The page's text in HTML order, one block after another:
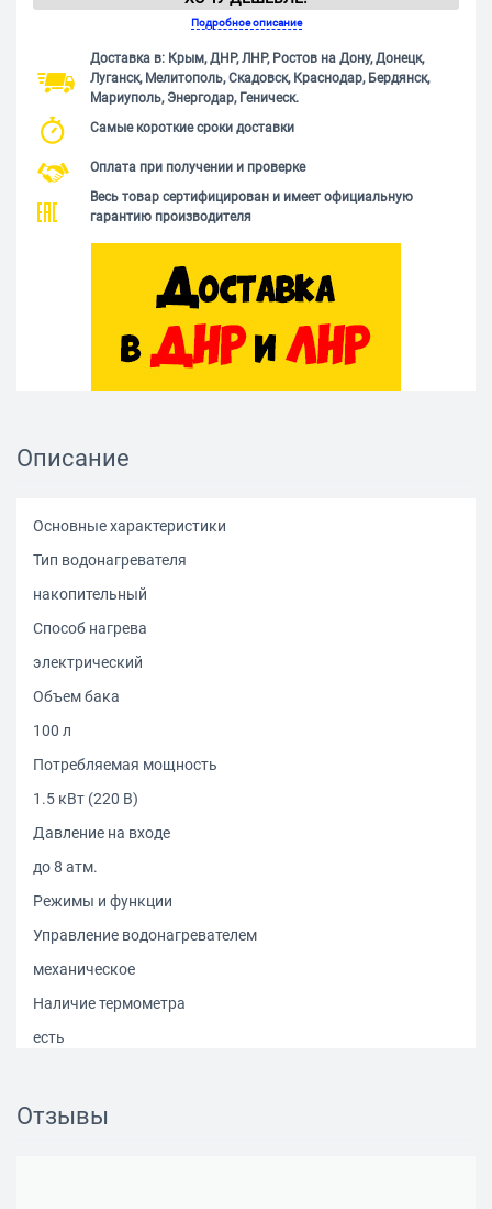
Подробное описание
Доставка в: Крым, ДНР, ЛНР, Ростов на Дону, Донецк,
Луганск, Мелитополь, Скадовск, Краснодар, Бердянск,
Мариуполь, Энергодар, Геническ.
Самые короткие сроки доставки
Оплата при получении и проверке
Весь товар сертифицирован и имеет официальную
гарантию производителя
Описание
Основные характеристики
Тип водонагревателя
накопительный
Способ нагрева
электрический
Объем бака
100 л
Потребляемая мощность
1.5 кВт (220 В)
Давление на входе
до 8 атм.
Режимы и функции
Управление водонагревателем
механическое
Наличие термометра
есть
Отзывы